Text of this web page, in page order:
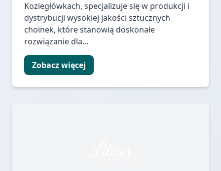
Koziegłówkach, specjalizuje się w produkcji i
dystrybucji wysokiej jakości sztucznych
choinek, które stanowią doskonałe
rozwiązanie dla...
Zobacz więcej